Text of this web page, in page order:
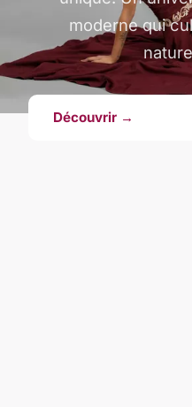
moderne qui
Découvrir →